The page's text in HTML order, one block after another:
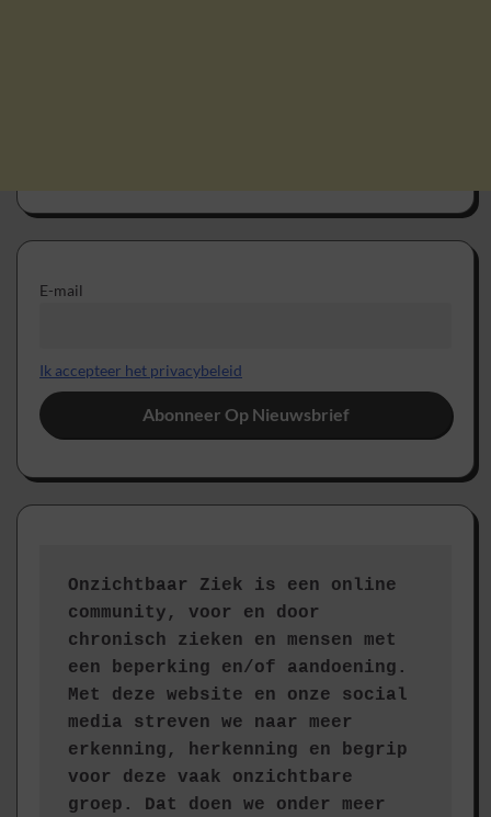
E-mail
Ik accepteer het privacybeleid
Onzichtbaar Ziek is een online
community, voor en door
chronisch zieken en mensen met
een beperking en/of aandoening.
Met deze website en onze social
media streven we naar meer
erkenning, herkenning en begrip
voor deze vaak onzichtbare
groep. Dat doen we onder meer